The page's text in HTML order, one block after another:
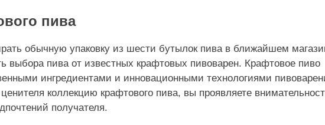
пива
обычную упаковку из шести бутылок пива в ближайшем
выбора пива от известных крафтовых пивоварен. Крафтовое пиво
ингредиентами и инновационными технологиями
коллекцию крафтового пива, вы проявляете
получателя.